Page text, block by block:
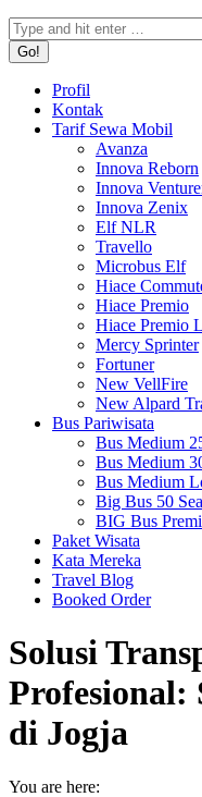
Search:
Profil
Kontak
Tarif Sewa Mobil
Avanza
Innova Reborn
Innova
Innova Zenix
Elf NLR
Travello
Microbus Elf
Hiace
Hiace Premio
Hiace Premio
Mercy Sprinter
Fortuner
New VellFire
New Alpard
Bus Pariwisata
Bus Medium
Bus Medium
Bus Medium
Big Bus 50
BIG Bus
Paket Wisata
Kata Mereka
Travel Blog
Booked Order
Solusi
Profesional:
di Jogja
You are here: